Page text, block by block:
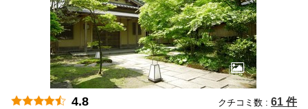
4.8 クチコミ数 : 61 件